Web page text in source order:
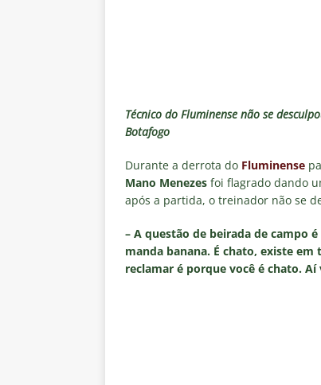
[ 5 de agosto de 2026 ]
[ 5 de agosto de 2026 ]
Estatísticas
DICAS
Técnico do Fluminense não se
Botafogo
Durante a derrota do Fluminense
Mano Menezes foi flagrado dando
após a partida, o treinador não se
– A questão de beirada de campo
manda banana. É chato, existe
reclamar é porque você é chato. Aí